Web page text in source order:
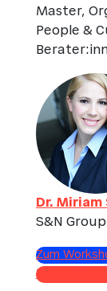
Master,
People &
Dr. Miriam
S&N Group
Zum
Zurück zur